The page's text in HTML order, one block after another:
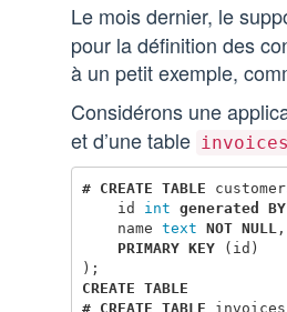
Le mois dernier, le
pour la définition des
à un petit exemple,
Considérons une
et d’une table invoices
# CREATE TABLE
id
int generated BY
name
text NOT NULL ,
PRIMARY KEY ( id )
);
CREATE
TABLE
# CREATE TABLE invoices